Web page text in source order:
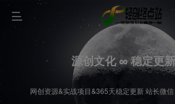
源创文化 ∞ 稳定更新
网创资源&实战项目&365天稳定更新 站长微